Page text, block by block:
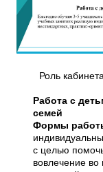
Роль
Работа с
семей
Формы
с целью
вовлечение во